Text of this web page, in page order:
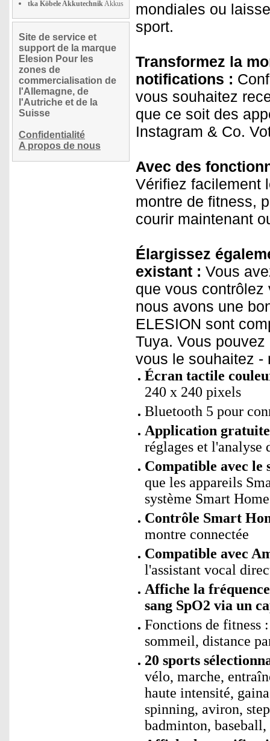
tka Köbele AkkutechnikAkkus
Site de service et
support de la marque
Elesion Pour les
zones de
commercialisation de
l'Allemagne, de
l'Autriche et de la
Suisse
Confidentialité
A propos de nous
mondiales ou
sport.
Transformez la
notifications :
vous souhaitez
que ce soit des
Instagram & Co.
Avec des
Vérifiez facilement
montre de fitness,
courir maintenant
Élargissez
existant : Vous
que vous
nous avons une
ELESION sont
Tuya. Vous
vous le souhaitez -
Écran tactile
240 x 240 pixels
Bluetooth 5 pour
Application
réglages et l'analyse
Compatible avec le
que les appareils
système Smart
Contrôle Smart
montre connectée
Compatible avec
l'assistant vocal
Affiche la
sang SpO2 via un
Fonctions de fitness
sommeil, distance
20 sports
vélo, marche,
haute intensité,
spinning, aviron,
badminton,